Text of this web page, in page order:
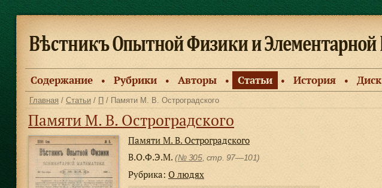
Содержание ● Рубрики ● Авторы ● Статьи ● История ● Диск
Главная / Статьи / П / Памяти М. В. Остроградского
Памяти М. В. Остроградского
Памяти М. В. Остроградского
В.О.Ф.Э.М. (№ 305, стр. 97—101)
Рубрика: О людях